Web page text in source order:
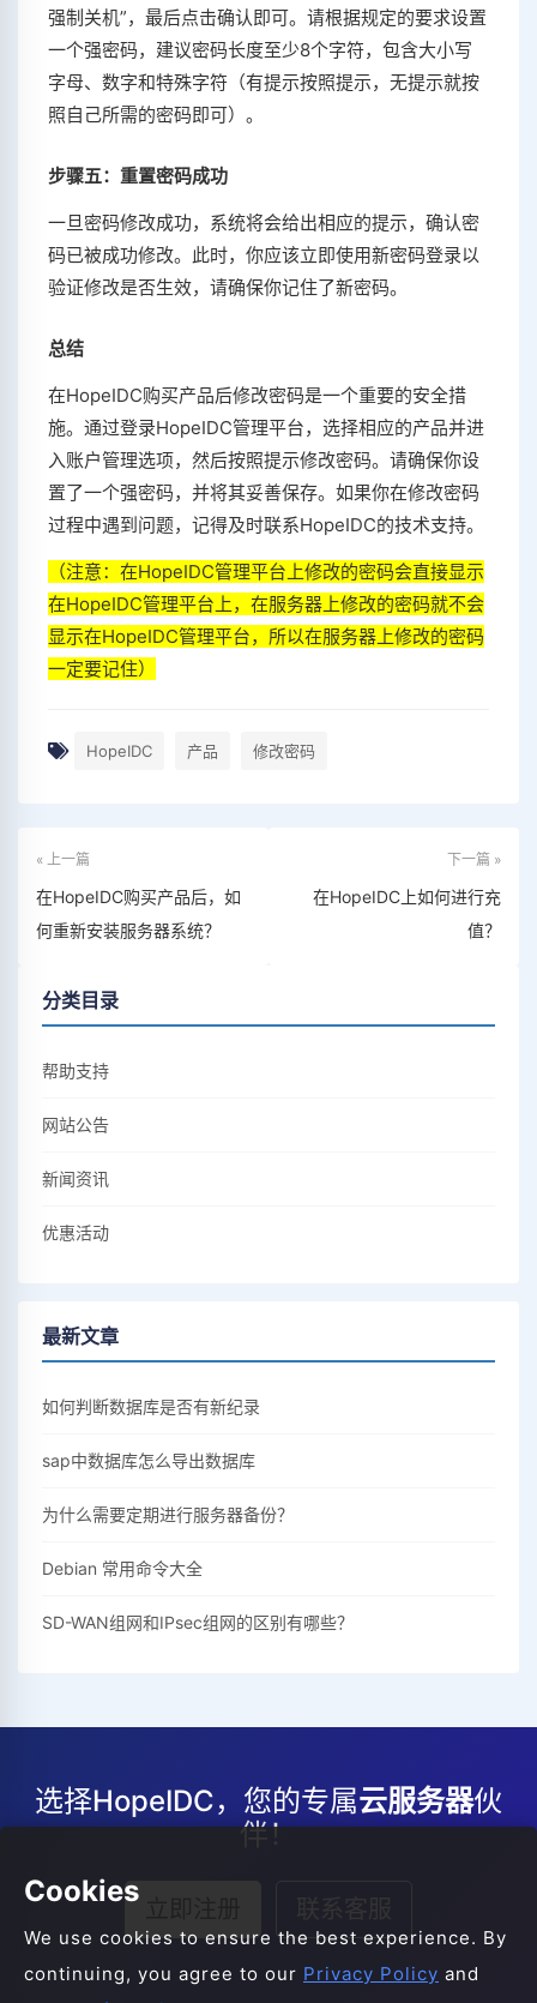
强制关机”，最后点击确认即可。请根据规定的要求设置
一个强密码，建议密码长度至少8个字符，包含大小写
字母、数字和特殊字符（有提示按照提示，无提示就按
照自己所需的密码即可）。
步骤五：重置密码成功
一旦密码修改成功，系统将会给出相应的提示，确认密
码已被成功修改。此时，你应该立即使用新密码登录以
验证修改是否生效，请确保你记住了新密码。
总结
在HopeIDC购买产品后修改密码是一个重要的安全措
施。通过登录HopeIDC管理平台，选择相应的产品并进
入账户管理选项，然后按照提示修改密码。请确保你设
置了一个强密码，并将其妥善保存。如果你在修改密码
过程中遇到问题，记得及时联系HopeIDC的技术支持。
（注意：在HopeIDC管理平台上修改的密码会直接显示
在HopeIDC管理平台上，在服务器上修改的密码就不会
显示在HopeIDC管理平台，所以在服务器上修改的密码
一定要记住）
HopeIDC 产品 修改密码
« 上一篇
在HopeIDC购买产品后，如
何重新安装服务器系统？
下一篇 »
在HopeIDC上如何进行充
值？
分类目录
帮助支持
网站公告
新闻资讯
优惠活动
最新文章
如何判断数据库是否有新纪录
sap中数据库怎么导出数据库
为什么需要定期进行服务器备份？
Debian 常用命令大全
SD-WAN组网和IPsec组网的区别有哪些？
选择HopeIDC，您的专属云服务器伙
伴！
Cookies
We use cookies to ensure the best experience. By
continuing, you agree to our Privacy Policy and